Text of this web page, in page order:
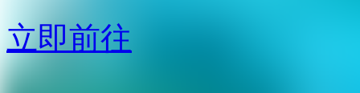
立即前往